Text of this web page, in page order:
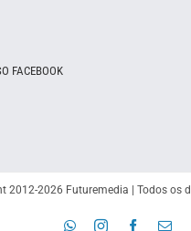
FACEBOOK
2012-2026 Futuremedia | Todos os
WhatsAppInstagramFacebook
E-